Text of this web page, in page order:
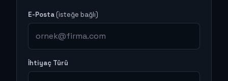
E-Posta (isteğe bağlı)
İhtiyaç Türü